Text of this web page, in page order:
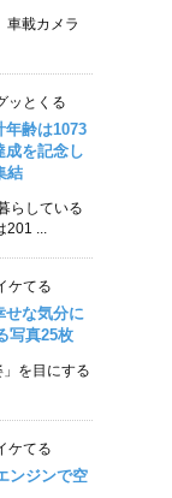
車載カメラ
ッとくる
年齢は1073
成を記念し
結
らしている
201 ...
ケてる
せな気分に
写真25枚
を目にする
ケてる
ンジンで空